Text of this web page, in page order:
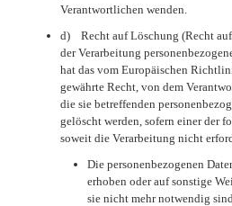
Verantwortlichen wenden.
d) Recht auf Löschung (Recht auf
der Verarbeitung
hat das vom Europäischen
gewährte Recht, von dem
die sie betreffenden
gelöscht werden, sofern einer der
soweit die Verarbeitung nicht
Die personenbezogenen
erhoben oder auf sonstige
sie nicht mehr notwendig